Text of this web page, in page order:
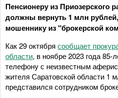
Пенсионеру из Приозерского
должны вернуть 1 млн
мошеннику из "брокерской
Как 29 октября сообщает
области, в ноябре 2023 года 85-
телефону с неизвестным
жителя Саратовской области 1
представился сотрудником